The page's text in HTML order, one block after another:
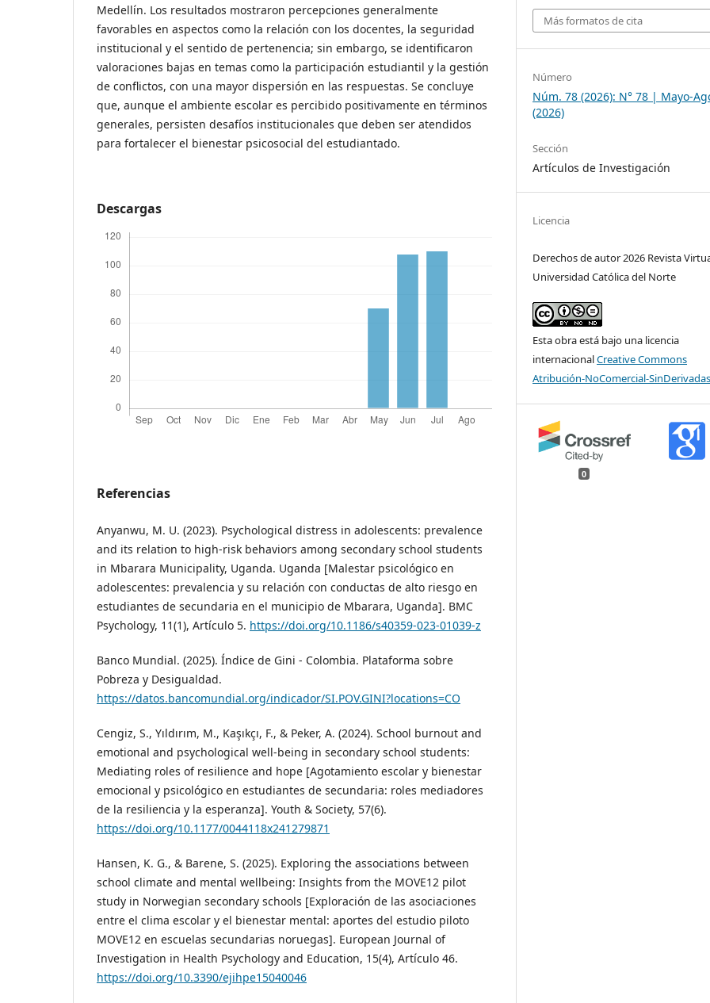
Medellín. Los resultados mostraron percepciones generalmente
favorables en aspectos como la relación con los docentes, la seguridad
institucional y el sentido de pertenencia; sin embargo, se identificaron
valoraciones bajas en temas como la participación estudiantil y la gestión
de conflictos, con una mayor dispersión en las respuestas. Se concluye
que, aunque el ambiente escolar es percibido positivamente en términos
generales, persisten desafíos institucionales que deben ser atendidos
para fortalecer el bienestar psicosocial del estudiantado.
Descargas
Referencias
Anyanwu, M. U. (2023). Psychological distress in adolescents: prevalence
and its relation to high-risk behaviors among secondary school students
in Mbarara Municipality, Uganda. Uganda [Malestar psicológico en
adolescentes: prevalencia y su relación con conductas de alto riesgo en
estudiantes de secundaria en el municipio de Mbarara, Uganda]. BMC
Psychology, 11(1), Artículo 5. https://doi.org/10.1186/s40359-023-01039-z
Banco Mundial. (2025). Índice de Gini - Colombia. Plataforma sobre
Pobreza y Desigualdad.
https://datos.bancomundial.org/indicador/SI.POV.GINI?locations=CO
Cengiz, S., Yıldırım, M., Kaşıkçı, F., & Peker, A. (2024). School burnout and
emotional and psychological well-being in secondary school students:
Mediating roles of resilience and hope [Agotamiento escolar y bienestar
emocional y psicológico en estudiantes de secundaria: roles mediadores
de la resiliencia y la esperanza]. Youth & Society, 57(6).
https://doi.org/10.1177/0044118x241279871
Hansen, K. G., & Barene, S. (2025). Exploring the associations between
school climate and mental wellbeing: Insights from the MOVE12 pilot
study in Norwegian secondary schools [Exploración de las asociaciones
entre el clima escolar y el bienestar mental: aportes del estudio piloto
MOVE12 en escuelas secundarias noruegas]. European Journal of
Investigation in Health Psychology and Education, 15(4), Artículo 46.
https://doi.org/10.3390/ejihpe15040046
Más formatos de cita
Número
Núm. 78 (2026): N° 78 | Mayo-
(2026)
Sección
Artículos de Investigación
Licencia
Derechos de autor 2026 Revista
Universidad Católica del Norte
Esta obra está bajo una licencia
internacionalCreative Commons
Atribución-NoComercial-
0